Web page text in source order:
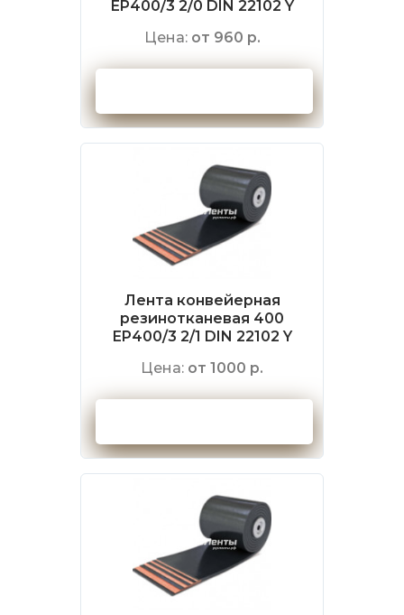
EP400/3 2/0 DIN 22102 Y
Цена: от 960 р.
Лента конвейерная
резинотканевая 400
EP400/3 2/1 DIN 22102 Y
Цена: от 1000 р.